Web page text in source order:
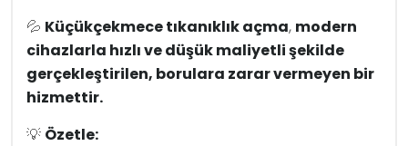
💦 Küçükçekmece tıkanıklık açma, modern
cihazlarla hızlı ve düşük maliyetli şekilde
gerçekleştirilen, borulara zarar vermeyen bir
hizmettir.
💡 Özetle: